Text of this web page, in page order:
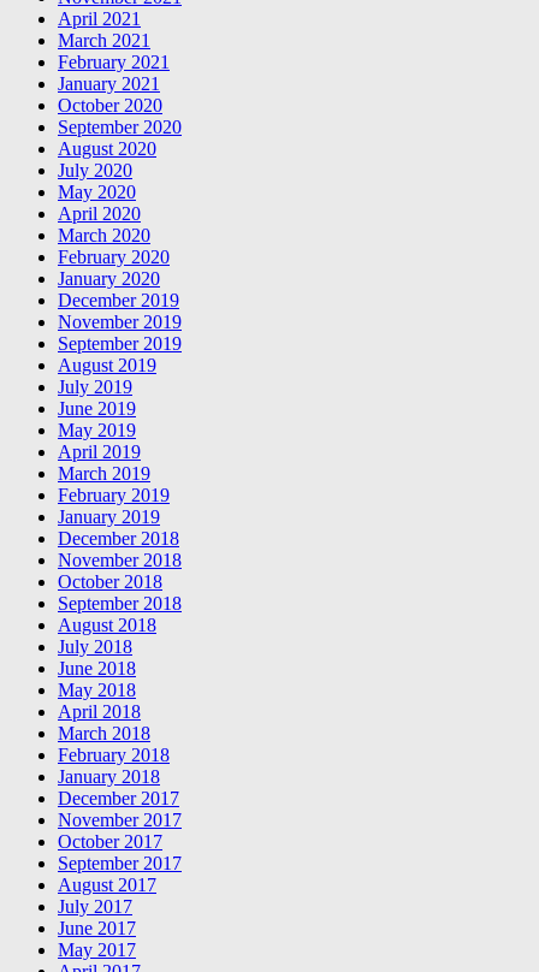
April 2021
March 2021
February 2021
January 2021
October 2020
September 2020
August 2020
July 2020
May 2020
April 2020
March 2020
February 2020
January 2020
December 2019
November 2019
September 2019
August 2019
July 2019
June 2019
May 2019
April 2019
March 2019
February 2019
January 2019
December 2018
November 2018
October 2018
September 2018
August 2018
July 2018
June 2018
May 2018
April 2018
March 2018
February 2018
January 2018
December 2017
November 2017
October 2017
September 2017
August 2017
July 2017
June 2017
May 2017